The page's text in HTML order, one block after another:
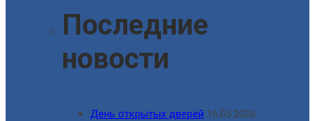
Последние
новости
День открытых дверей 16.05.2026